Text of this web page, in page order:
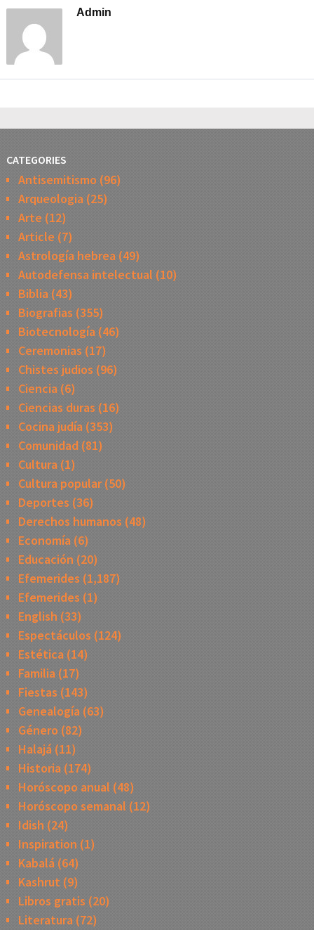
Admin
CATEGORIES
Antisemitismo (96)
Arqueologia(25)
Arte (12)
Article (7)
Astrología hebrea(49)
Autodefensa intelectual (10)
Biblia(43)
Biografias (355)
Biotecnología(46)
Ceremonias (17)
Chistes judios (96)
Ciencia(6)
Ciencias duras (16)
Cocina judía(353)
Comunidad(81)
Cultura(1)
Cultura popular(50)
Deportes (36)
Derechos humanos (48)
Economía(6)
Educación (20)
Efemerides (1,187)
Efemerides (1)
English (33)
Espectáculos (124)
Estética(14)
Familia(17)
Fiestas (143)
Genealogía(63)
Género (82)
Halajá(11)
Historia(174)
Horóscopo anual (48)
Horóscopo semanal (12)
Idish (24)
Inspiration (1)
Kabalá(64)
Kashrut (9)
Libros gratis (20)
Literatura(72)